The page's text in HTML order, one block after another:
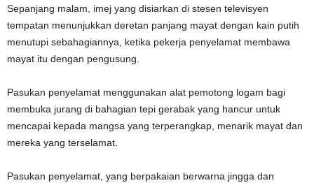
Sepanjang malam, imej yang disiarkan di stesen televisyen
tempatan menunjukkan deretan panjang mayat dengan kain putih
menutupi sebahagiannya, ketika pekerja penyelamat membawa
mayat itu dengan pengusung.
Pasukan penyelamat menggunakan alat pemotong logam bagi
membuka jurang di bahagian tepi gerabak yang hancur untuk
mencapai kepada mangsa yang terperangkap, menarik mayat dan
mereka yang terselamat.
Pasukan penyelamat, yang berpakaian berwarna jingga dan